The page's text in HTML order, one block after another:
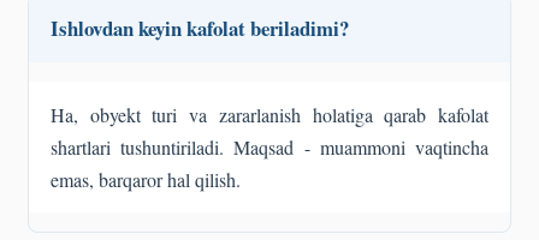
Ishlovdan keyin kafolat beriladimi?
Ha, obyekt turi va zararlanish holatiga qarab kafolat
shartlari tushuntiriladi. Maqsad - muammoni vaqtincha
emas, barqaror hal qilish.